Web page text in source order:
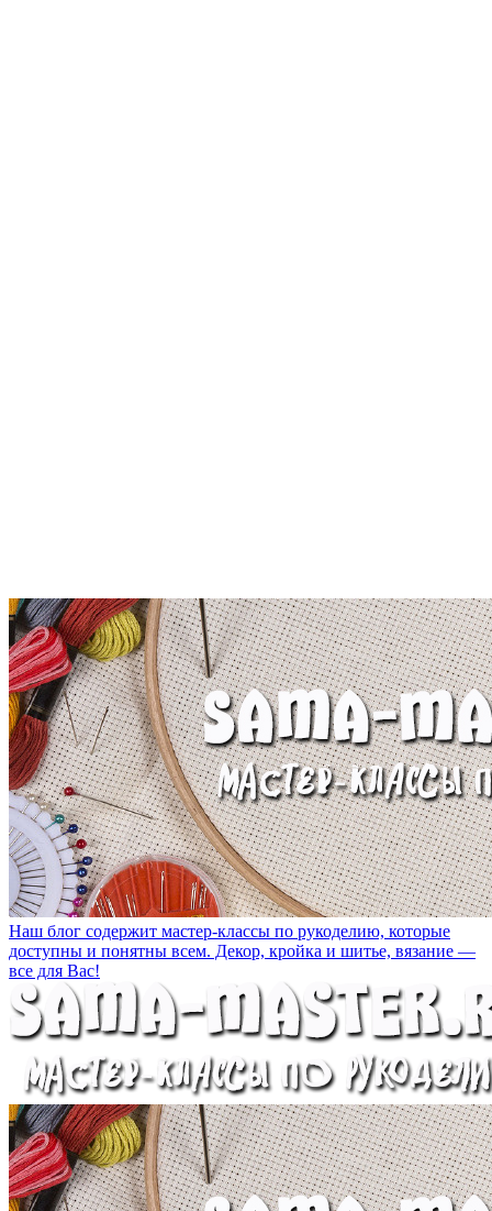
Наш блог содержит мастер-классы по рукоделию, которые
доступны и понятны всем. Декор, кройка и шитье, вязание —
все для Вас!